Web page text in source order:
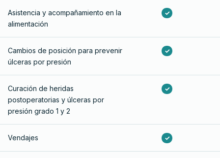
Asistencia y acompañamiento en la
alimentación
✓
Cambios de posición para prevenir
úlceras por presión
✓
Curación de heridas
postoperatorias y úlceras por
presión grado 1 y 2
✓
Vendajes ✓